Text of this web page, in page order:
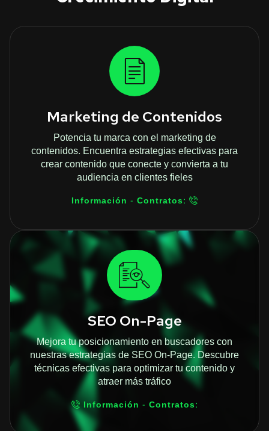
Marketing de Contenidos
Potencia tu marca con el marketing de
contenidos. Encuentra estrategias efectivas para
crear contenido que conecte y convierta a tu
audiencia en clientes fieles
Información - Contratos:
SEO On-Page
Mejora tu posicionamiento en buscadores con
nuestras estrategias de SEO On-Page. Descubre
técnicas efectivas para optimizar tu contenido y
atraer más tráfico
Información - Contratos: